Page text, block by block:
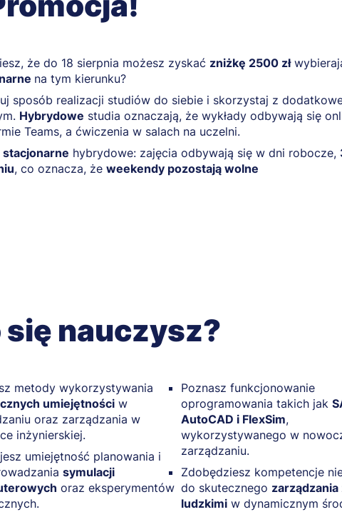
że do 18 sierpnia możesz zyskać zniżkę 2500 zł
na tym kierunku?
sposób realizacji studiów do siebie i skorzystaj z
Hybrydowe studia oznaczają, że wykłady odbywają się
Teams, a ćwiczenia w salach na uczelni.
stacjonarne hybrydowe: zajęcia odbywają się w dni robocze,
, co oznacza, że weekendy pozostają wolne
się nauczysz?
metody wykorzystywania
umiejętności w
oraz zarządzania w
inżynierskiej.
umiejętność planowania i
symulacji
oraz eksperymentów
Poznasz funkcjonowanie
oprogramowania takich jak
AutoCAD i FlexSim,
wykorzystywanego w
zarządzaniu.
Zdobędziesz kompetencje
do skutecznego
ludzkimi w dynamicznym